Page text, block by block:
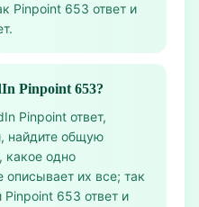
Pinpoint 653 ответ и
Pinpoint 653?
Pinpoint ответ,
найдите общую
какое одно
их все; так
653 ответ и